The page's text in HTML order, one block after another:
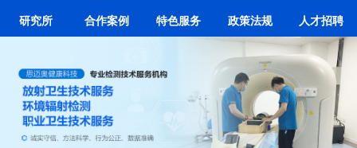
研究所 合作案例 特色服务 政策法规 人才招聘